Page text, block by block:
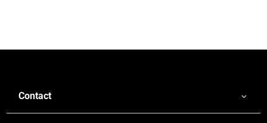
Contact